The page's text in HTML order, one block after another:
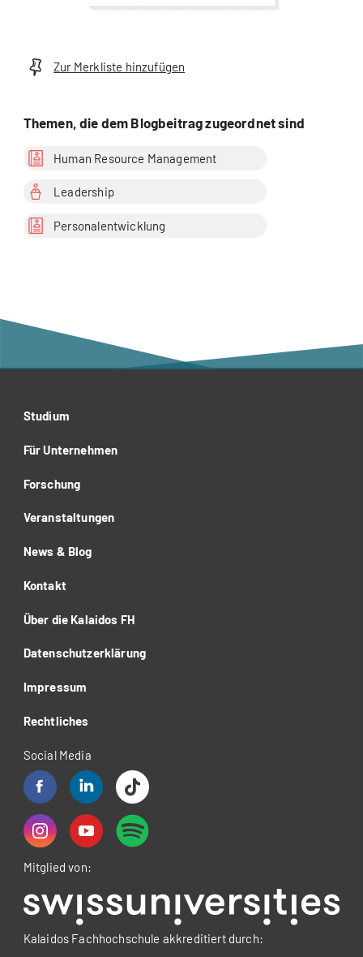
Organisationsentwicklung |
Zur Merkliste hinzufügen
Themen, die dem Blogbeitrag zugeordnet sind
Human Resource Management
Leadership
Personalentwicklung
Studium
Für Unternehmen
Forschung
Veranstaltungen
News & Blog
Kontakt
Über die Kalaidos FH
Datenschutzerklärung
Impressum
Rechtliches
Social Media
Mitglied von:
Kalaidos Fachhochschule akkreditiert durch: